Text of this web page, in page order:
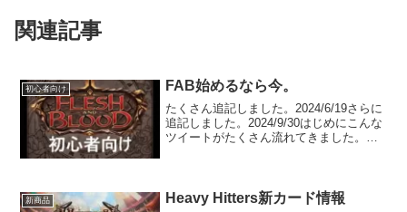
関連記事
初心者向け FAB始めるなら今。
たくさん追記しました。2024/6/19さらに
追記しました。2024/9/30はじめにこんな
ツイートがたくさん流れてきました。何
躍...
新商品 Heavy Hitters新カード情報